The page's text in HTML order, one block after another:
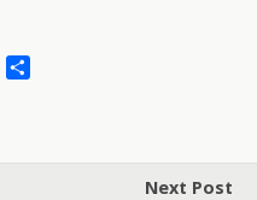
e
Next Post